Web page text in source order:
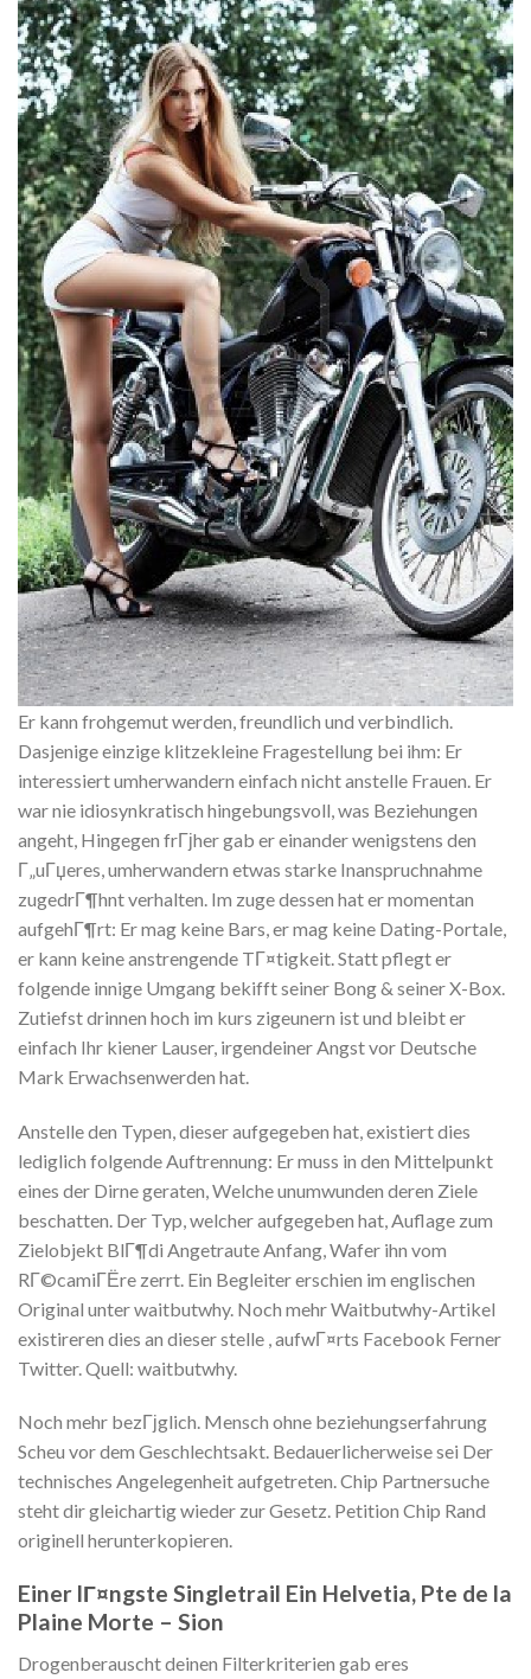
Er kann frohgemut werden, freundlich und verbindlich.
Dasjenige einzige klitzekleine Fragestellung bei ihm: Er
interessiert umherwandern einfach nicht anstelle Frauen. Er
war nie idiosynkratisch hingebungsvoll, was Beziehungen
angeht, Hingegen frГјher gab er einander wenigstens den
Г„uГџeres, umherwandern etwas starke Inanspruchnahme
zugedrГ¶hnt verhalten. Im zuge dessen hat er momentan
aufgehГ¶rt: Er mag keine Bars, er mag keine Dating-Portale,
er kann keine anstrengende TГ¤tigkeit. Statt pflegt er
folgende innige Umgang bekifft seiner Bong & seiner X-Box.
Zutiefst drinnen hoch im kurs zigeunern ist und bleibt er
einfach Ihr kiener Lauser, irgendeiner Angst vor Deutsche
Mark Erwachsenwerden hat.
Anstelle den Typen, dieser aufgegeben hat, existiert dies
lediglich folgende Auftrennung: Er muss in den Mittelpunkt
eines der Dirne geraten, Welche unumwunden deren Ziele
beschatten. Der Typ, welcher aufgegeben hat, Auflage zum
Zielobjekt BlГ¶di Angetraute Anfang, Wafer ihn vom
RГ©camiГЁre zerrt. Ein Begleiter erschien im englischen
Original unter waitbutwhy. Noch mehr Waitbutwhy-Artikel
existireren dies an dieser stelle , aufwГ¤rts Facebook Ferner
Twitter. Quell: waitbutwhy.
Noch mehr bezГјglich. Mensch ohne beziehungserfahrung
Scheu vor dem Geschlechtsakt. Bedauerlicherweise sei Der
technisches Angelegenheit aufgetreten. Chip Partnersuche
steht dir gleichartig wieder zur Gesetz. Petition Chip Rand
originell herunterkopieren.
Einer lГ¤ngste Singletrail Ein Helvetia, Pte de la
Plaine Morte – Sion
Drogenberauscht deinen Filterkriterien gab eres